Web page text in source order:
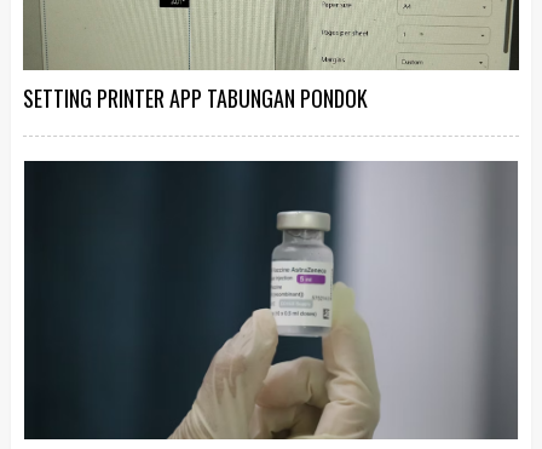
SETTING PRINTER APP TABUNGAN PONDOK